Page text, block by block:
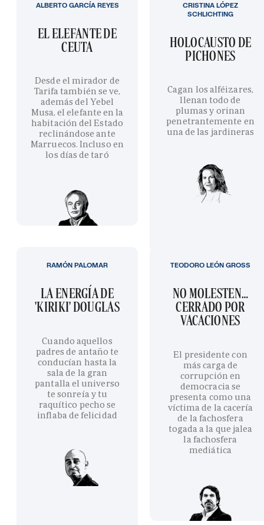
EL ELEFANTE DE
CEUTA
Desde el mirador de
Tarifa también se ve,
además del Yebel
Musa, el elefante en la
habitación del Estado
reclinándose ante
Marruecos. Incluso en
los días de taró
ALBERTO GARCÍA REYES
HOLOCAUSTO DE
PICHONES
Cagan los alféizares,
llenan todo de
plumas y orinan
penetrantemente en
una de las jardineras
CRISTINA LÓPEZ
SCHLICHTING
LA ENERGÍA DE
'KIRIKI' DOUGLAS
Cuando aquellos
padres de antaño te
conducían hasta la
sala de la gran
pantalla el universo
te sonreía y tu
raquítico pecho se
inflaba de felicidad
RAMÓN PALOMAR
NO MOLESTEN…
CERRADO POR
VACACIONES
El presidente con
más carga de
corrupción en
democracia se
presenta como una
víctima de la cacería
de la fachosfera
togada a la que jalea
la fachosfera
mediática
TEODORO LEÓN GROSS